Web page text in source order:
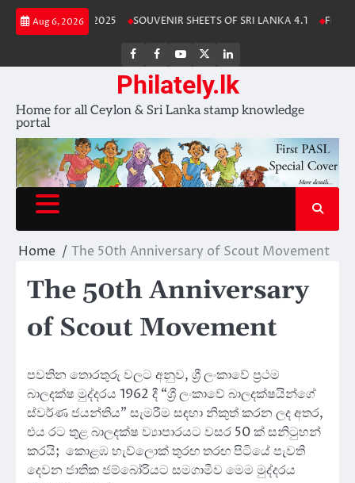
Skip
Aug 6, 2026
Stamp Album 2025 SOUVENIR SHEETS OF SRI LANKA 4.1 Free
FB
FB
group
Youtube
Channel
page
LinkedIn
Philately.lk
Home for all Ceylon & Sri Lanka stamp knowledge
portal
Home The 50th Anniversary of Scout Movement
The 50th Anniversary
of Scout Movement
පවතින තොරතුරු වලට අනුව, ශ්‍රී ලංකාවේ ප්‍රථම
බාලදක්ෂ මුද්දරය 1962 දී “ශ්‍රී ලංකාවේ බාලදක්ෂයින්ගේ
ස්වර්ණ ජයන්තිය” සැමරීම සඳහා නිකුත් කරන ලද අතර,
එය රට තුළ බාලදක්ෂ ව්‍යාපාරයට වසර 50 ක් සනිටුහන්
කරයි; කොළඹ හැව්ලොක් තුරඟ තරඟ පිටියේ පැවති
දෙවන ජාතික ජම්බෝරියට සමගාමීව මෙම මුද්දරය